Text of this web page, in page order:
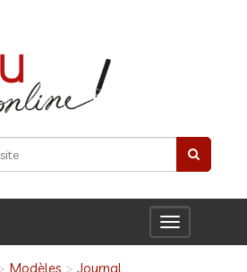
Toggle
navigation
Modèles
Journal